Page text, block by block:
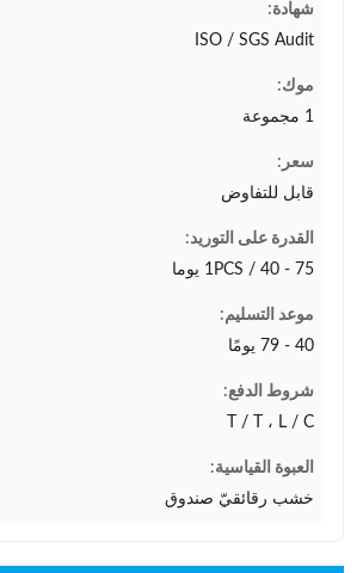
شهادة:
ISO / SGS Audit
موك:
1 مجموعة
سعر:
قابل للتفاوض
القدرة على التوريد:
1PCS / 40 - 75 يوما
موعد التسليم:
40 - 79 يومًا
شروط الدفع:
T / T ، L / C
العبوة القياسية:
خشب رقائقيّ صندوق